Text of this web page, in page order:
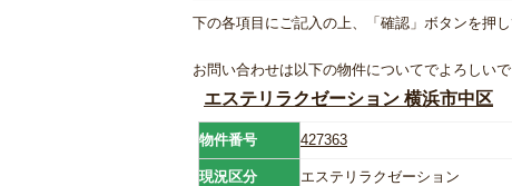
下の各項目にご記入の上、「確認」ボタンを押
お問い合わせは以下の物件についてでよろしい
エステリラクゼーション 横浜市中区
物件番号 427363
現況区分 エステリラクゼーション